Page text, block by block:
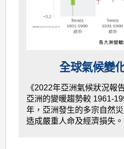
全球氣候變
《2022年亞洲氣候狀況報
亞洲的變暖趨勢較 1961-
年，亞洲發生的多宗自然
造成嚴重人命及經濟損失